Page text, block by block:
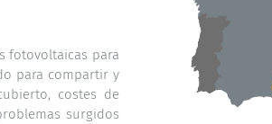
fotovoltaicas para
para compartir y
costes de
surgidos